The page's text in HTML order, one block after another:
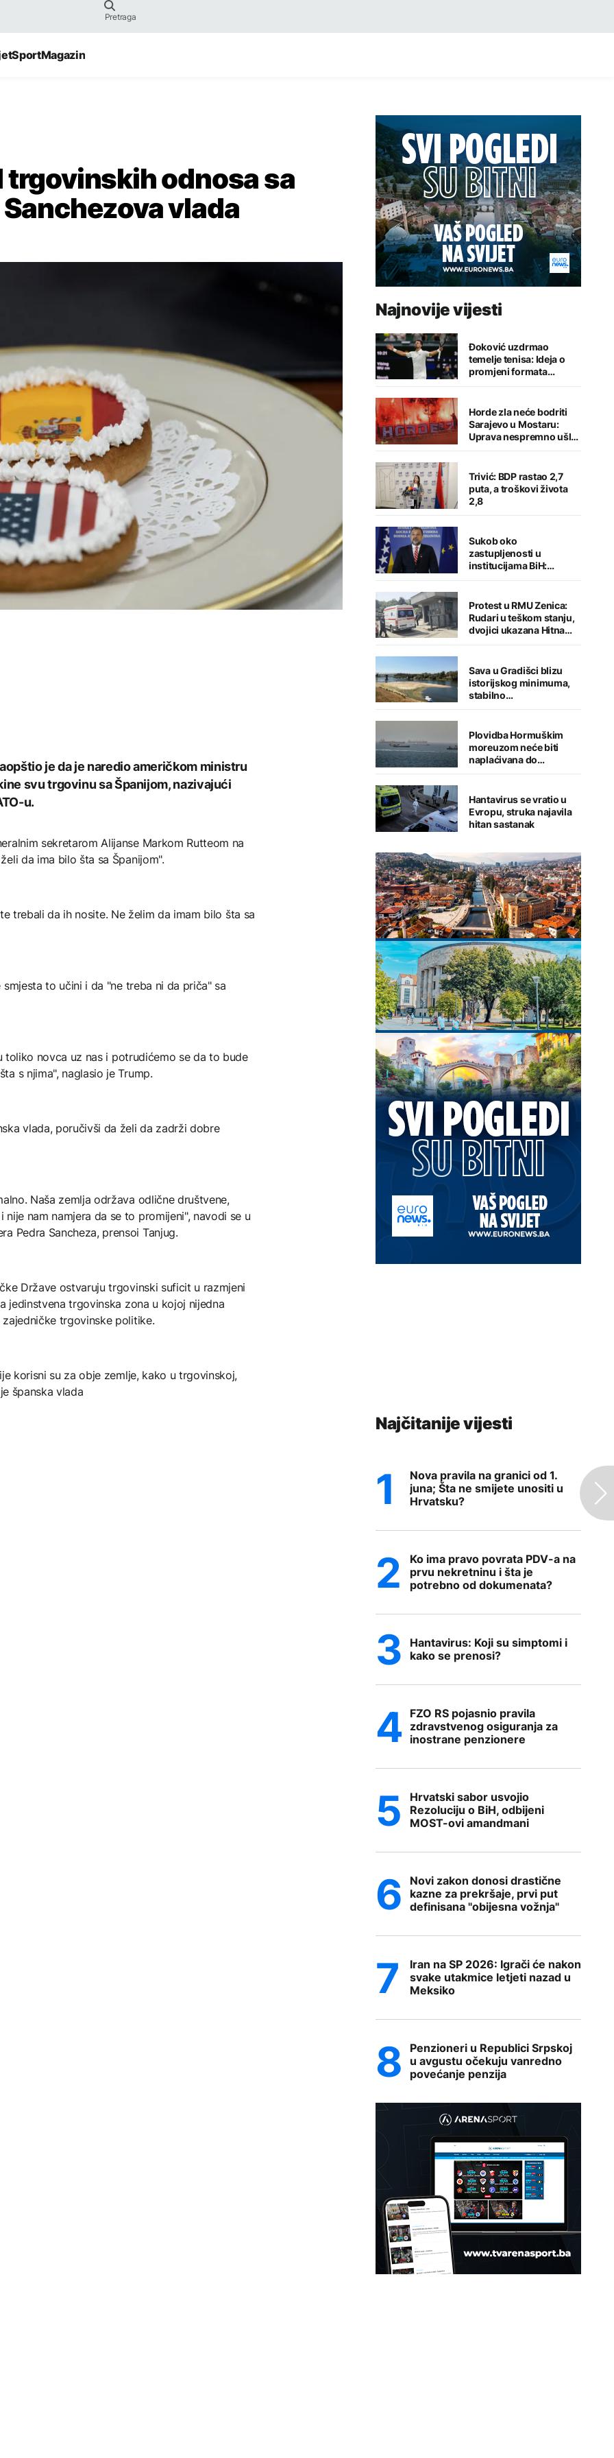
SportMagazin
odnosa sa
vlada
je da je naredio američkom ministru
svu trgovinu sa Španijom, nazivajući
u.
sekretarom Alijanse Markom Rutteom na
da ima bilo šta sa Španijom".
trebali da ih nosite. Ne želim da imam bilo šta sa
to učini i da "ne treba ni da priča" sa
toliko novca uz nas i potrudićemo se da to bude
s njima", naglasio je Trump.
vlada, poručivši da želi da zadrži dobre
Naša zemlja održava odlične društvene,
nam namjera da se to promijeni", navodi se u
Pedra Sancheza, prensoi Tanjug.
Države ostvaruju trgovinski suficit u razmjeni
jedinstvena trgovinska zona u kojoj nijedna
trgovinske politike.
korisni su za obje zemlje, kako u trgovinskoj,
španska vlada
Najnovije vijesti
Đoković uzdrmao
temelje tenisa: Ideja o
promjeni formata
izazvala buru reakcija
Horde zla neće bodriti
Sarajevo u Mostaru:
Uprava nespremno ušla
u sezonu
Trivić: BDP rastao 2,7
puta, a troškovi života
2,8
Sukob oko
zastupljenosti u
institucijama BiH:
Konaković otvorio
odgovore
Protest u RMU Zenica:
Rudari u teškom stanju,
dvojici ukazana Hitna
medicinska pomoć
Sava u Gradišci blizu
istorijskog minimuma,
stabilno
vodosnabdijevanje
Plovidba Hormuškim
moreuzom neće biti
naplaćivana do
konačnog sporazuma s
Hantavirus se vratio u
Evropu, struka najavila
hitan sastanak
Najčitanije vijesti
Nova pravila na granici od 1.
juna; Šta ne smijete unositi u
Hrvatsku?
Ko ima pravo povrata PDV-a na
prvu nekretninu i šta je
potrebno od dokumenata?
Hantavirus: Koji su simptomi i
kako se prenosi?
FZO RS pojasnio pravila
zdravstvenog osiguranja za
inostrane penzionere
Hrvatski sabor usvojio
Rezoluciju o BiH, odbijeni
MOST-ovi amandmani
Novi zakon donosi drastične
kazne za prekršaje, prvi put
definisana "obijesna vožnja"
Iran na SP 2026: Igrači će nakon
svake utakmice letjeti nazad u
Meksiko
Penzioneri u Republici Srpskoj
u avgustu očekuju vanredno
povećanje penzija